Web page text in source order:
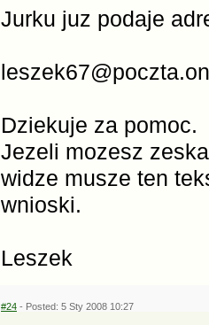
Jurku juz podaje
Dziekuje za pomoc.
Jezeli mozesz
widze musze ten
wnioski.
Leszek
#24 - Posted: 5 Sty 2008 10:27